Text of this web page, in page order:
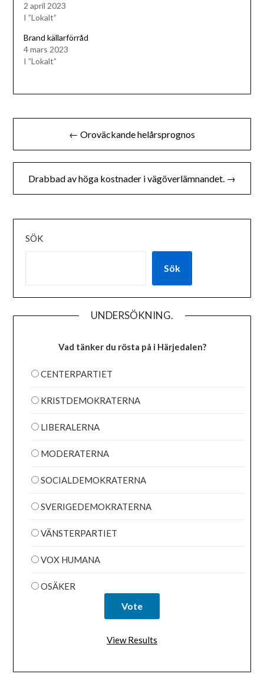
2 april 2023
I ”Lokalt”
Brand källarförråd
4 mars 2023
I ”Lokalt”
Inläggsnavigering
← Oroväckande helårsprognos
Drabbad av höga kostnader i vägöverlämnandet. →
SÖK
Sök
UNDERSÖKNING.
Vad tänker du rösta på i Härjedalen?
CENTERPARTIET
KRISTDEMOKRATERNA
LIBERALERNA
MODERATERNA
SOCIALDEMOKRATERNA
SVERIGEDEMOKRATERNA
VÄNSTERPARTIET
VOX HUMANA
OSÄKER
View Results